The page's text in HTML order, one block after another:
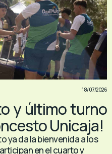
18/07/2026
y último turno
Unicaja!
ya da la bienvenida a los
en el cuarto y